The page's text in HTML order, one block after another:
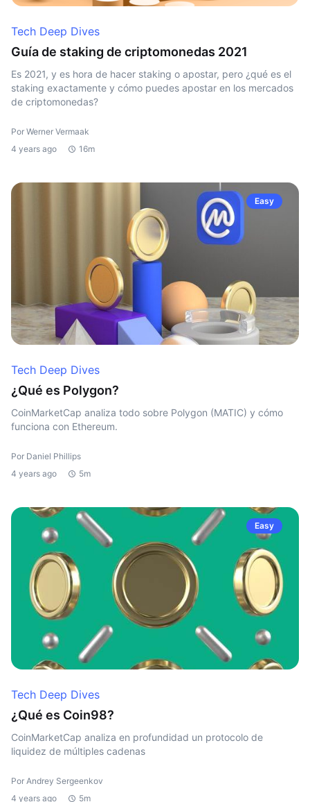
Tech Deep Dives
Guía de staking de criptomonedas 2021
Es 2021, y es hora de hacer staking o apostar, pero ¿qué es el
staking exactamente y cómo puedes apostar en los mercados
de criptomonedas?
Por Werner Vermaak
4 years ago
16m
Easy
Tech Deep Dives
¿Qué es Polygon?
CoinMarketCap analiza todo sobre Polygon (MATIC) y cómo
funciona con Ethereum.
Por Daniel Phillips
4 years ago
5m
Easy
Tech Deep Dives
¿Qué es Coin98?
CoinMarketCap analiza en profundidad un protocolo de
liquidez de múltiples cadenas
Por Andrey Sergeenkov
4 years ago
5m